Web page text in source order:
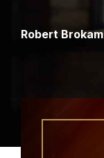
Robert